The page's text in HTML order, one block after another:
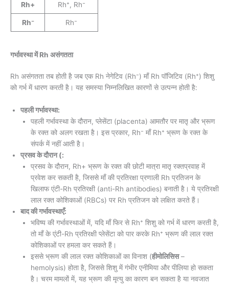
Rh+ Rh⁺, Rh⁻
Rh⁻ Rh⁻
गर्भावस्था में Rh असंगतता
Rh असंगतता तब होती है जब एक Rh नेगेटिव (Rh⁻) माँ Rh पॉजिटिव (Rh⁺) शिशु
को गर्भ में धारण करती है। यह समस्या निम्नलिखित कारणों से उत्पन्न होती है:
पहली गर्भावस्था:
पहली गर्भावस्था के दौरान, प्लेसेंटा (placenta) आमतौर पर मातृ और भ्रूण
के रक्त को अलग रखता है। इस प्रकार, Rh⁻ माँ Rh⁺ भ्रूण के रक्त के
संपर्क में नहीं आती है।
प्रसव के दौरान (:
प्रसव के दौरान, Rh+ भ्रूण के रक्त की छोटी मात्रा मातृ रक्तप्रवाह में
प्रवेश कर सकती है, जिससे माँ की प्रतिरक्षा प्रणाली Rh प्रतिजन के
खिलाफ एंटी-Rh प्रतिरक्षी (anti-Rh antibodies) बनाती है। ये प्रतिरक्षी
लाल रक्त कोशिकाओं (RBCs) पर Rh प्रतिजन को लक्षित करते हैं।
बाद की गर्भावस्थाएँ:
भविष्य की गर्भावस्थाओं में, यदि माँ फिर से Rh⁺ शिशु को गर्भ में धारण करती है,
तो माँ के एंटी-Rh प्रतिरक्षी प्लेसेंटा को पार करके Rh⁺ भ्रूण की लाल रक्त
कोशिकाओं पर हमला कर सकते हैं।
इससे भ्रूण की लाल रक्त कोशिकाओं का विनाश (हीमोलिसिस–
hemolysis) होता है, जिससे शिशु में गंभीर एनीमिया और पीलिया हो सकता
है। चरम मामलों में, यह भ्रूण की मृत्यु का कारण बन सकता है या नवजात